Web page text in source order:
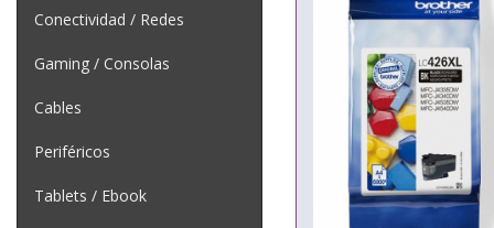
Conectividad / Redes
Gaming / Consolas
Cables
Periféricos
Tablets / Ebook